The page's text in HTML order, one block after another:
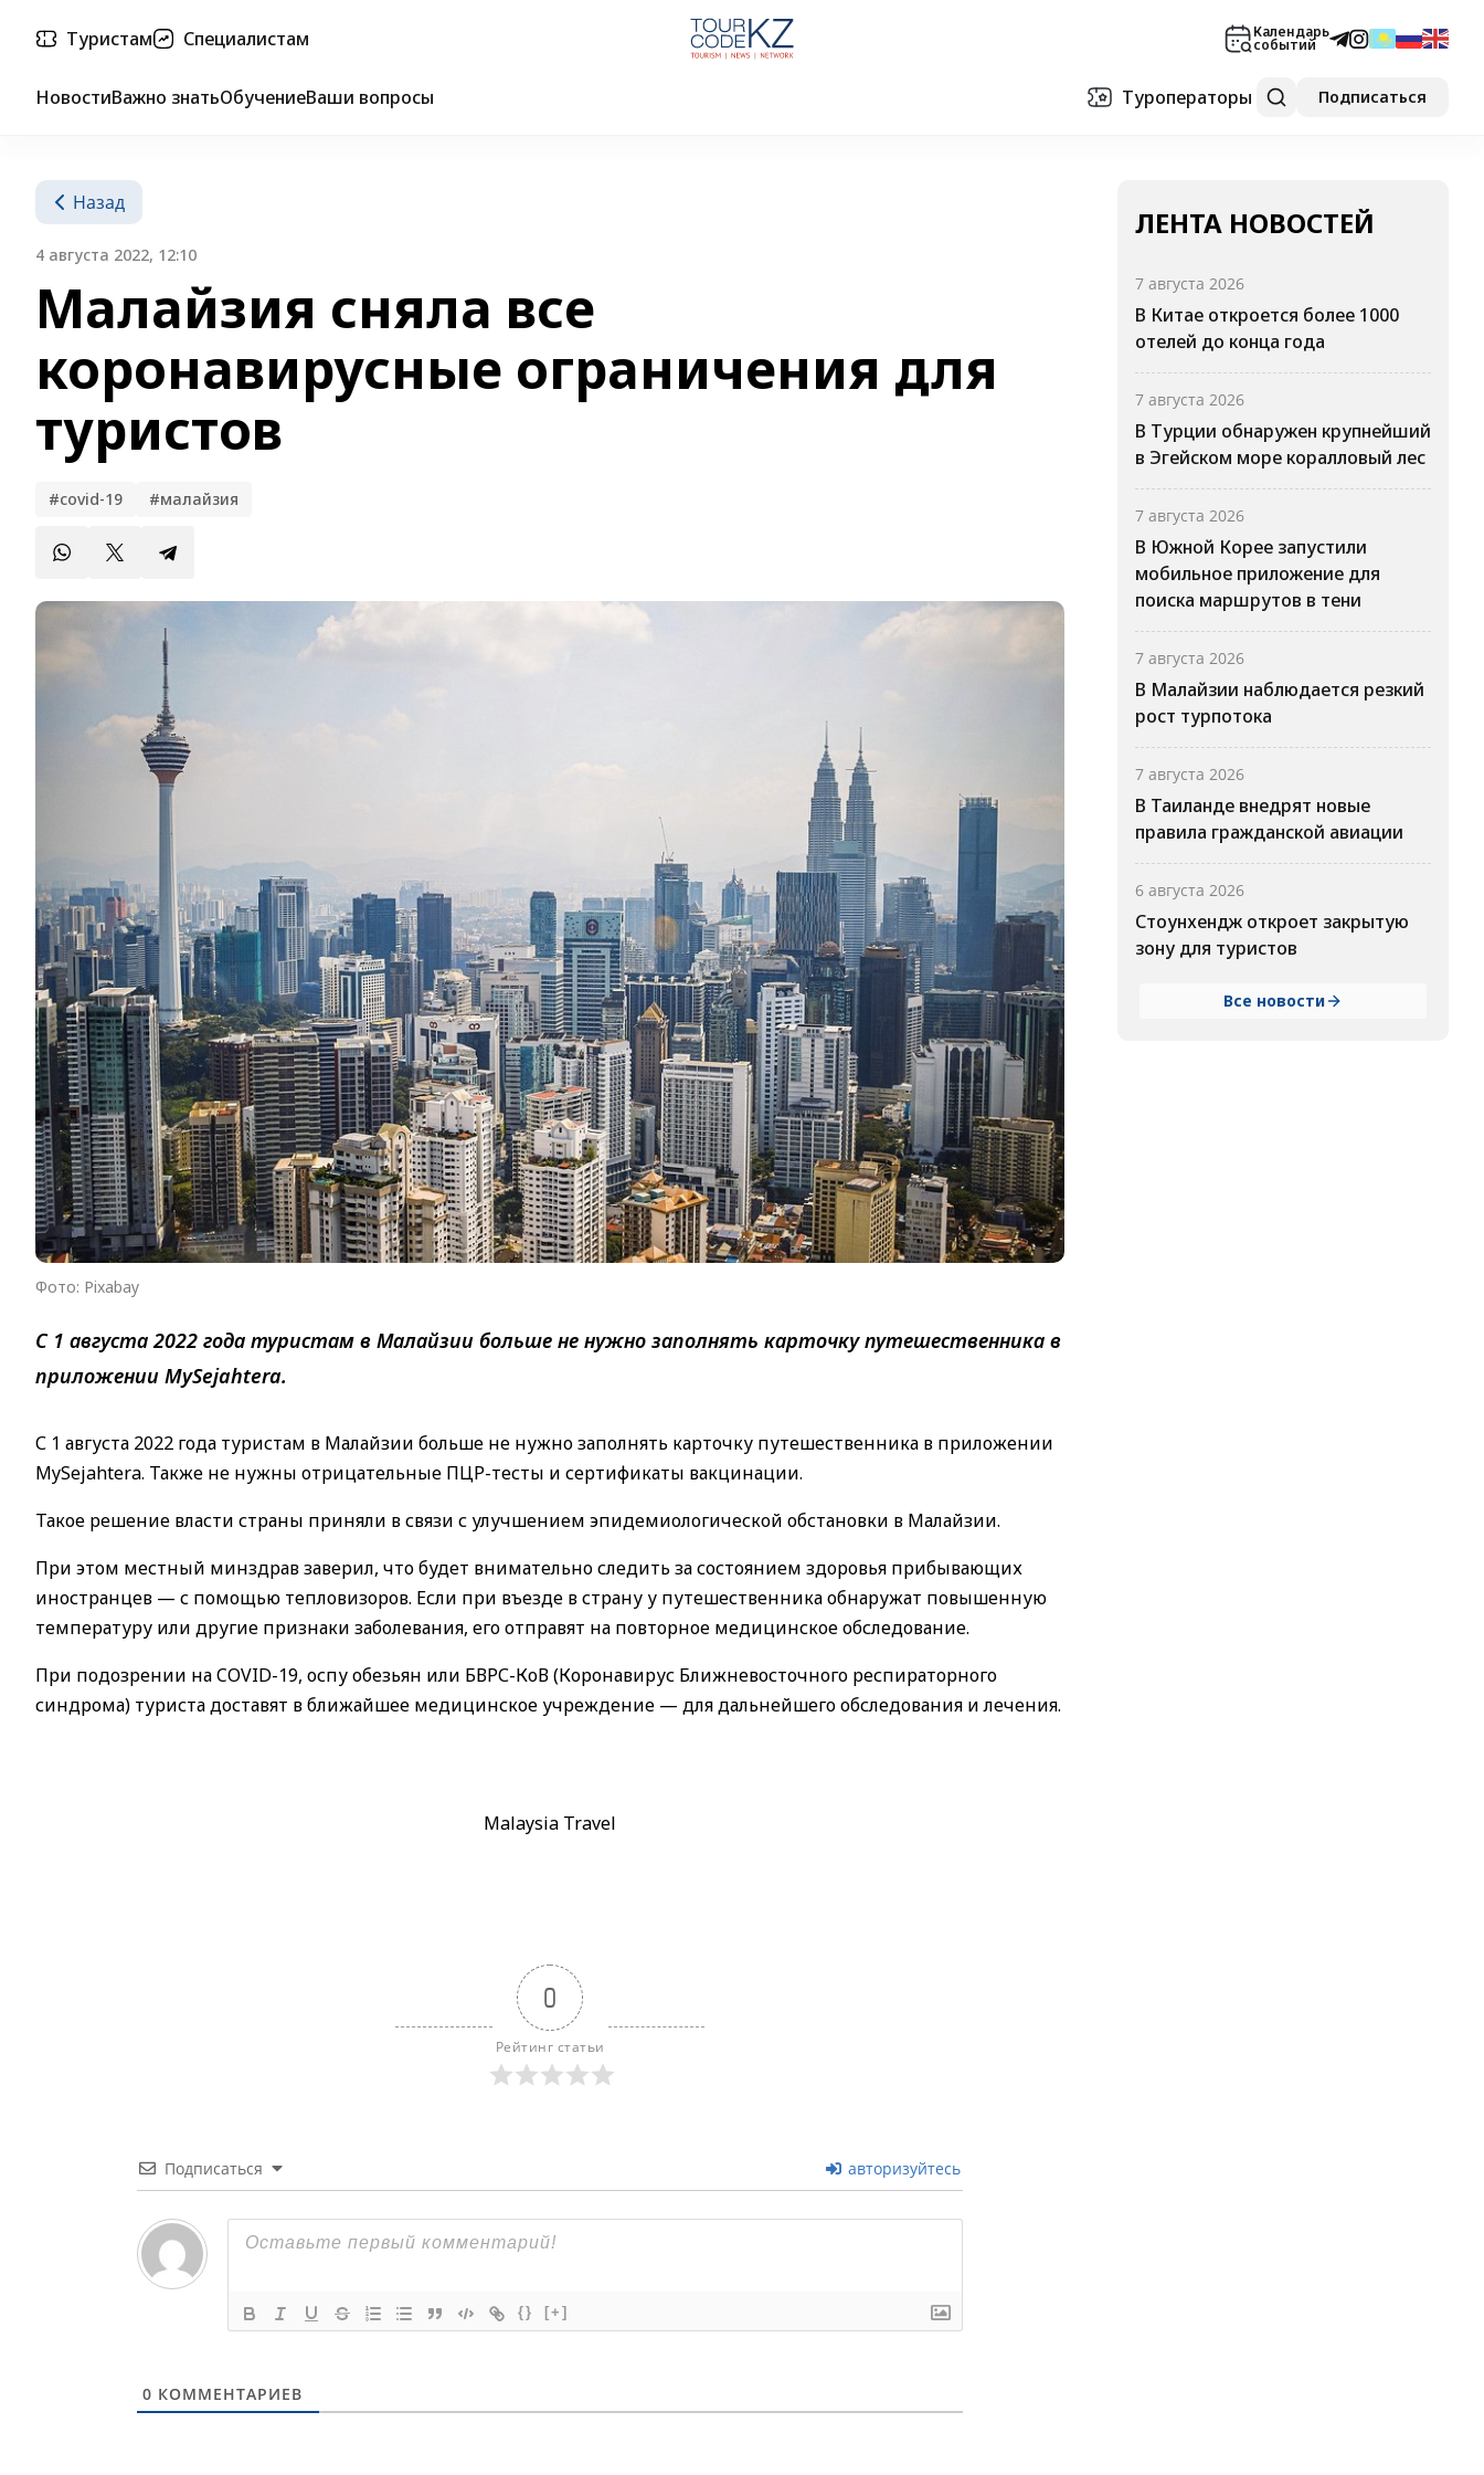
Туристам Специалистам Календарь
событий
НовостиВажно знатьОбучениеВаши вопросы Туроператоры Подписаться
Назад
4 августа 2022, 12:10
Малайзия сняла все
коронавирусные ограничения для
туристов
#covid-19 #малайзия
Фото: Pixabay
С 1 августа 2022 года туристам в Малайзии больше не нужно заполнять карточку путешественника в
приложении MySejahtera.
С 1 августа 2022 года туристам в Малайзии больше не нужно заполнять карточку путешественника в приложении
MySejahtera. Также не нужны отрицательные ПЦР-тесты и сертификаты вакцинации.
Такое решение власти страны приняли в связи с улучшением эпидемиологической обстановки в Малайзии.
При этом местный минздрав заверил, что будет внимательно следить за состоянием здоровья прибывающих
иностранцев — с помощью тепловизоров. Если при въезде в страну у путешественника обнаружат повышенную
температуру или другие признаки заболевания, его отправят на повторное медицинское обследование.
При подозрении на COVID-19, оспу обезьян или БВРС-КоВ (Коронавирус Ближневосточного респираторного
синдрома) туриста доставят в ближайшее медицинское учреждение — для дальнейшего обследования и лечения.
Malaysia Travel
0
Рейтинг статьи
Подписаться авторизуйтесь
{} [+]
0 КОММЕНТАРИЕВ
ЛЕНТА НОВОСТЕЙ
7 августа 2026
В Китае откроется более 1000
отелей до конца года
7 августа 2026
В Турции обнаружен крупнейший
в Эгейском море коралловый лес
7 августа 2026
В Южной Корее запустили
мобильное приложение для
поиска маршрутов в тени
7 августа 2026
В Малайзии наблюдается резкий
рост турпотока
7 августа 2026
В Таиланде внедрят новые
правила гражданской авиации
6 августа 2026
Стоунхендж откроет закрытую
зону для туристов
Все новости